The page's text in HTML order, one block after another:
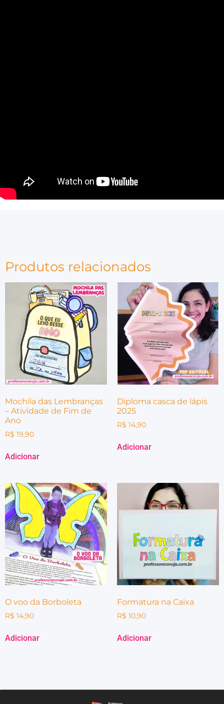
Produtos relacionados
Mochila das Lembranças
– Atividade de Fim de
Ano
R$ 19,90
Adicionar
Diploma casca de lápis
2025
R$ 14,90
Adicionar
O voo da Borboleta
R$ 14,90
Adicionar
Formatura na Caixa
R$ 10,90
Adicionar